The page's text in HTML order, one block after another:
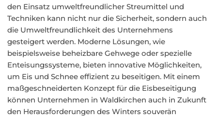
den Einsatz umweltfreundlicher Streumittel und
Techniken kann nicht nur die Sicherheit, sondern auch
die Umweltfreundlichkeit des Unternehmens
gesteigert werden. Moderne Lösungen, wie
beispielsweise beheizbare Gehwege oder spezielle
Enteisungssysteme, bieten innovative Möglichkeiten,
um Eis und Schnee effizient zu beseitigen. Mit einem
maßgeschneiderten Konzept für die Eisbeseitigung
können Unternehmen in Waldkirchen auch in Zukunft
den Herausforderungen des Winters souverän